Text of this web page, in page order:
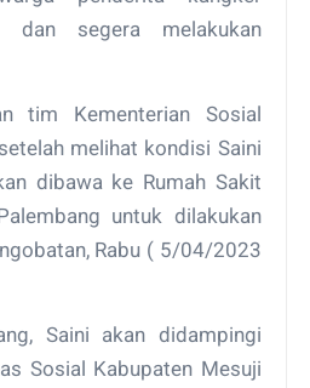
dan segera melakukan
tim Kementerian Sosial
melihat kondisi Saini
dibawa ke Rumah Sakit
untuk dilakukan
Rabu ( 5/04/2023
Saini akan didampingi
Sosial Kabupaten Mesuji